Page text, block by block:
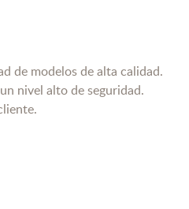
de modelos de alta calidad.
nivel alto de seguridad.